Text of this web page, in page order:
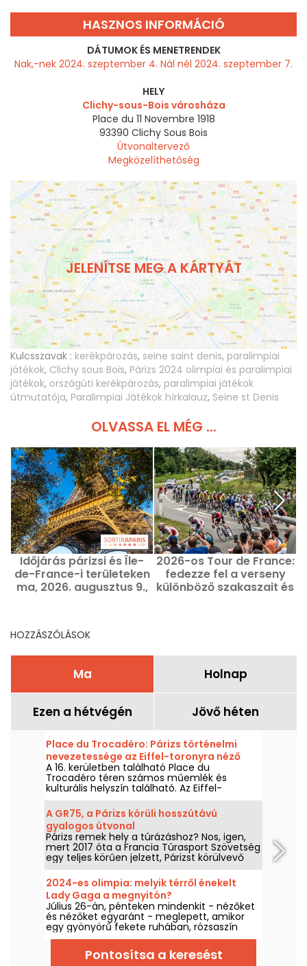
HASZNOS INFORMÁCIÓ
DÁTUMOK ÉS MENETRENDEK
Nak,-nek 2024. szeptember 4. Nál nél 2024. szeptember 7.
HELY
Clichy-sous-Bois városháza
Place du 11 Novembre 1918
93390 Clichy Sous Bois
Útvonaltervező
Megközelíthetőség
JELENÍTSE MEG A KÁRTYÁT
Kulcsszavak : kerékpározás, seine saint denis, paralimpiai
játékok, Clichy sous Bois, Párizs 2024 olimpiai és paralimpiai
játékok, országúti kerékpározás, paralimpiai játékok
útmutatója, Paralimpiai Játékok hírkalauz, Seine st Denis
OLVASSA EL MÉG ...
Időjárás párizsi és Île-
de-France-i területeken
ma, 2026. augusztus 9.,
2026-os Tour de France:
fedezze fel a verseny
különböző szakaszait és
HOZZÁSZÓLÁSOK
Ma Holnap
Ezen a hétvégén Jövő héten
Place du Trocadéro: Párizs történelmi
nevezetessége az Eiffel-toronyra néző
kilátással.
A 16. kerületben található Place du
Trocadéro téren számos műemlék és
kulturális helyszín található. Az Eiffel-
toronyra nyíló verhetetlen kilátásának
köszönhetően egyaránt vonzza a turistákat
és a párizsiakat.
A GR75, a Párizs körüli hosszútávú
gyalogos útvonal
Párizs remek hely a túrázáshoz? Nos, igen,
mert 2017 óta a Francia Túrasport Szövetség
egy teljes körűen jelzett, Párizst körülvevő
útvonalat nyitott meg a gyaloglás
szerelmesei számára.
2024-es olimpia: melyik térről énekelt
Lady Gaga a megnyitón?
Július 26-án, pénteken mindenkit - nézőket
és nézőket egyaránt - meglepett, amikor
egy gyönyörű fekete ruhában, rózsaszín
pomponokkal körülvéve jelent meg. De hol
volt az énekesnő? Nyitva van a helyszín a
nagyközönség előtt?
Pontosítsa a keresést